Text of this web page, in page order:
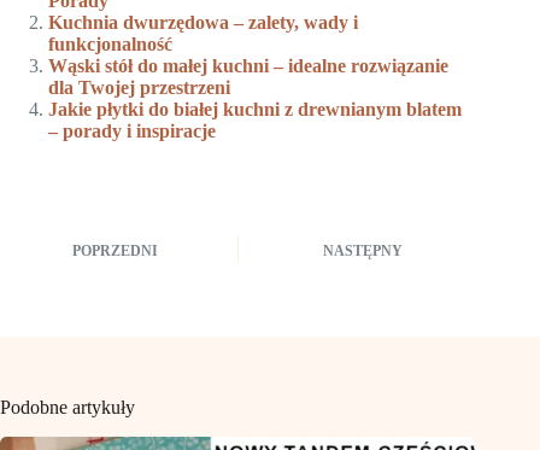
Kuchnia dwurzędowa – zalety, wady i
funkcjonalność
Wąski stół do małej kuchni – idealne rozwiązanie
dla Twojej przestrzeni
Jakie płytki do białej kuchni z drewnianym blatem
– porady i inspiracje
POPRZEDNI NASTĘPNY
Podobne artykuły